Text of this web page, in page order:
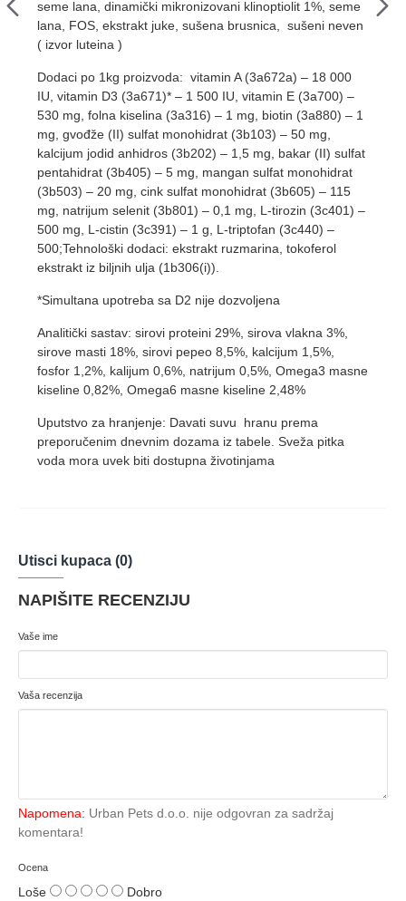
seme lana, dinamički mikronizovani klinoptiolit 1%, seme
lana, FOS, ekstrakt juke, sušena brusnica, sušeni neven
( izvor luteina )
Dodaci po 1kg proizvoda: vitamin A (3a672a) – 18 000
IU, vitamin D3 (3a671)* – 1 500 IU, vitamin E (3a700) –
530 mg, folna kiselina (3a316) – 1 mg, biotin (3a880) – 1
mg, gvođže (II) sulfat monohidrat (3b103) – 50 mg,
kalcijum jodid anhidros (3b202) – 1,5 mg, bakar (II) sulfat
pentahidrat (3b405) – 5 mg, mangan sulfat monohidrat
(3b503) – 20 mg, cink sulfat monohidrat (3b605) – 115
mg, natrijum selenit (3b801) – 0,1 mg, L-tirozin (3c401) –
500 mg, L-cistin (3c391) – 1 g, L-triptofan (3c440) –
500;Tehnološki dodaci: ekstrakt ruzmarina, tokoferol
ekstrakt iz biljnih ulja (1b306(i)).
*Simultana upotreba sa D2 nije dozvoljena
Analitički sastav: sirovi proteini 29%, sirova vlakna 3%,
sirove masti 18%, sirovi pepeo 8,5%, kalcijum 1,5%,
fosfor 1,2%, kalijum 0,6%, natrijum 0,5%, Omega3 masne
kiseline 0,82%, Omega6 masne kiseline 2,48%
Uputstvo za hranjenje: Davati suvu hranu prema
preporučenim dnevnim dozama iz tabele. Sveža pitka
voda mora uvek biti dostupna životinjama
Utisci kupaca (0)
NAPIŠITE RECENZIJU
Vaše ime
Vaša recenzija
Napomena: Urban Pets d.o.o. nije odgovran za sadržaj
komentara!
Ocena
Loše Dobro